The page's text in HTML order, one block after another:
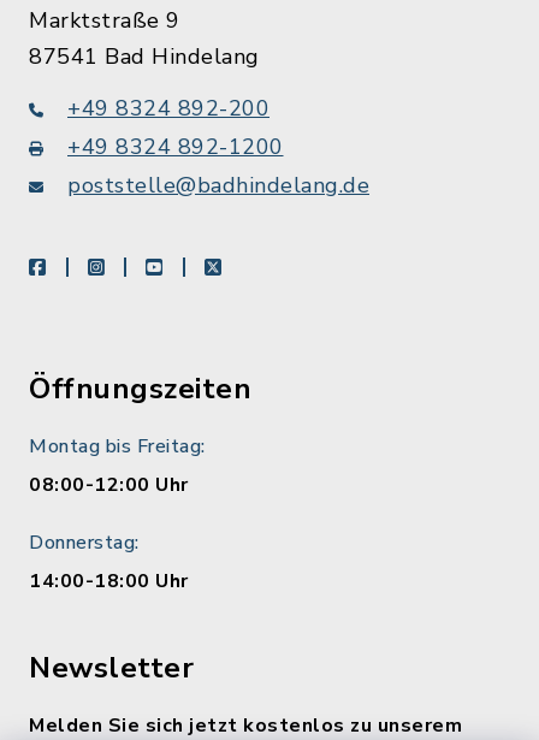
Marktstraße 9
87541 Bad Hindelang
+49 8324 892-200
+49 8324 892-1200
poststelle@badhindelang.de
facebookinstagramyoutubeX
Öffnungszeiten
Montag bis Freitag:
08:00-12:00 Uhr
Donnerstag:
14:00-18:00 Uhr
Newsletter
Melden Sie sich jetzt kostenlos zu unserem